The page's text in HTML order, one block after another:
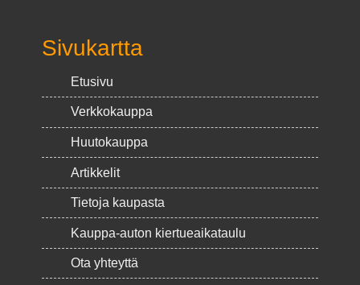
Sivukartta
Etusivu
Verkkokauppa
Huutokauppa
Artikkelit
Tietoja kaupasta
Kauppa-auton kiertueaikataulu
Ota yhteyttä